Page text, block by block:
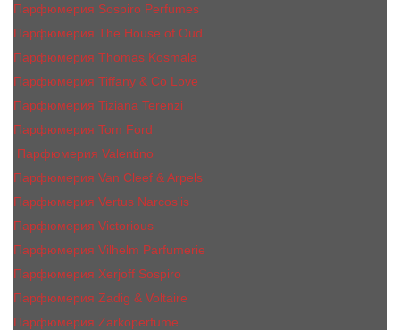
Парфюмерия Sospiro Perfumes
Парфюмерия The House of Oud
Парфюмерия Thomas Kosmala
Парфюмерия Tiffany & Co Love
Парфюмерия Tiziana Terenzi
Парфюмерия Tom Ford
Парфюмерия Valentino
Парфюмерия Van Cleef & Arpels
Парфюмерия Vertus Narcos'is
Парфюмерия Victorious
Парфюмерия Vilhelm Parfumerie
Парфюмерия Xerjoff Sospiro
Парфюмерия Zadig & Voltaire
Парфюмерия Zarkoperfume